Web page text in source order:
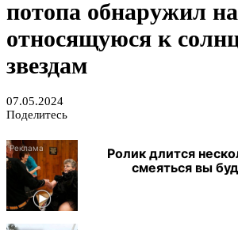
потопа обнаружил
относящуюся к
звездам
07.05.2024
Поделитесь
Ролик длится
смеяться вы